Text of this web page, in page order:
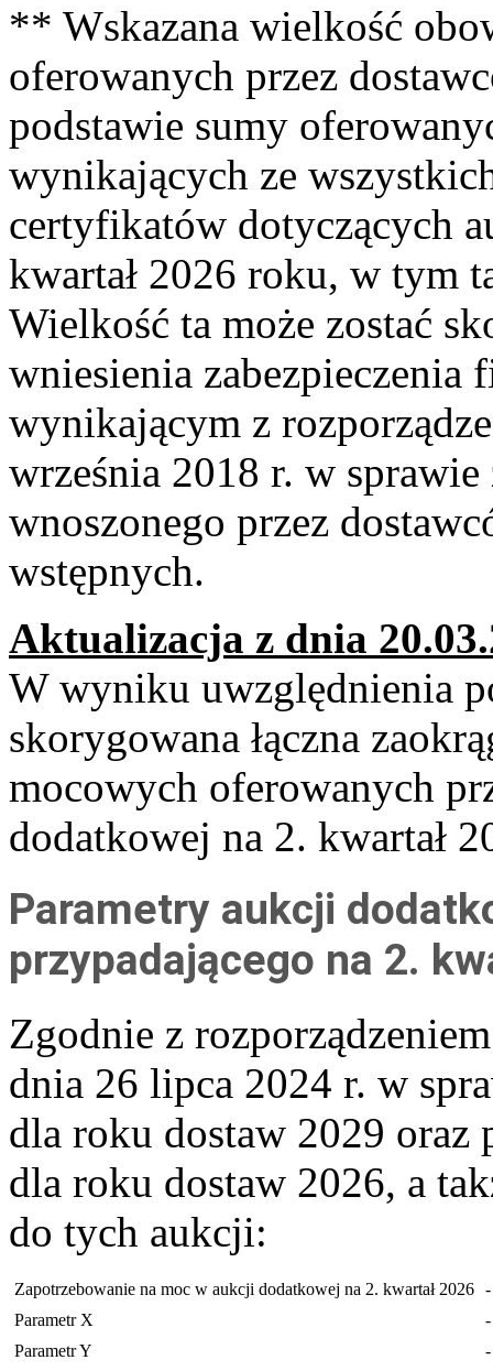
** Wskazana wielkość
oferowanych przez
podstawie sumy
wynikających ze
certyfikatów dotyczących
kwartał 2026 roku, w tym
Wielkość ta może zostać
wniesienia zabezpieczenia
wynikającym z
września 2018 r. w
wnoszonego przez
wstępnych.
Aktualizacja z dnia
W wyniku uwzględnienia
skorygowana łączna
mocowych oferowanych
dodatkowej na 2. kwartał
Parametry aukcji
przypadającego na 2.
Zgodnie z
dnia 26 lipca 2024 r. w
dla roku dostaw 2029
dla roku dostaw 2026, a
do tych aukcji:
Zapotrzebowanie na moc w aukcji dodatkowej na 2. kwartał 2026 -
Parametr X
-
Parametr Y
-